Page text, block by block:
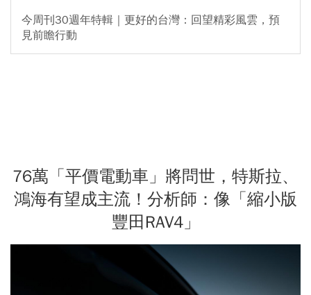
今周刊30週年特輯｜更好的台灣：回望精彩風雲，預
見前瞻行動
76萬「平價電動車」將問世，特斯拉、
鴻海有望成主流！分析師：像「縮小版
豐田RAV4」